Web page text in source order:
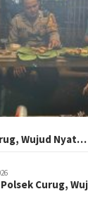
Wujud Nyat…
Curug,